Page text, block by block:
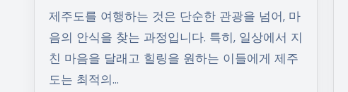
제주도를 여행하는 것은 단순한 관광을 넘어, 마
음의 안식을 찾는 과정입니다. 특히, 일상에서 지
친 마음을 달래고 힐링을 원하는 이들에게 제주
도는 최적의…